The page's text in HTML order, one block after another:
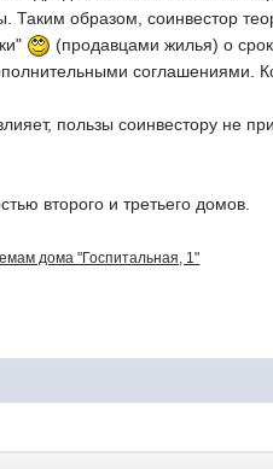
образом, соинвестор
(продавцами жилья) о
соглашениями.
пользы соинвестору не
второго и третьего домов.
дома "Госпитальная, 1"